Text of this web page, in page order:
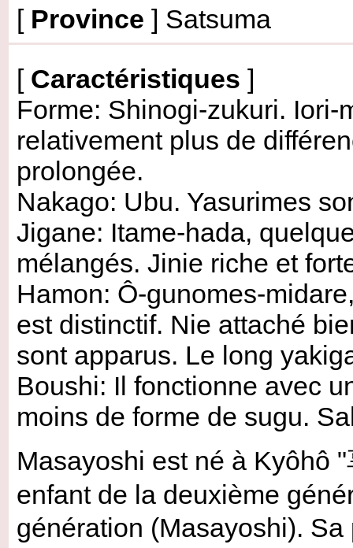
[ Province ] Satsuma
[ Caractéristiques ]
Forme: Shinogi-zukuri. Iori-
relativement plus de
prolongée.
Nakago: Ubu. Yasurimes
Jigane: Itame-hada,
mélangés. Jinie riche et
Hamon: Ô-gunomes-
est distinctif. Nie attaché
sont apparus. Le long
Boushi: Il fonctionne avec
moins de forme de sugu.
Masayoshi est né à Kyôhô
enfant de la deuxième
génération (Masayoshi).